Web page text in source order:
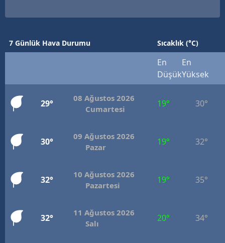
7 Günlük Hava Durumu Sıcaklık (°C)
En
Düşük
En
Yüksek
29°
08 Ağustos 2026
Cumartesi
19° 30°
30°
09 Ağustos 2026
Pazar
19° 32°
32°
10 Ağustos 2026
Pazartesi
19° 35°
32°
11 Ağustos 2026
Salı
20° 34°